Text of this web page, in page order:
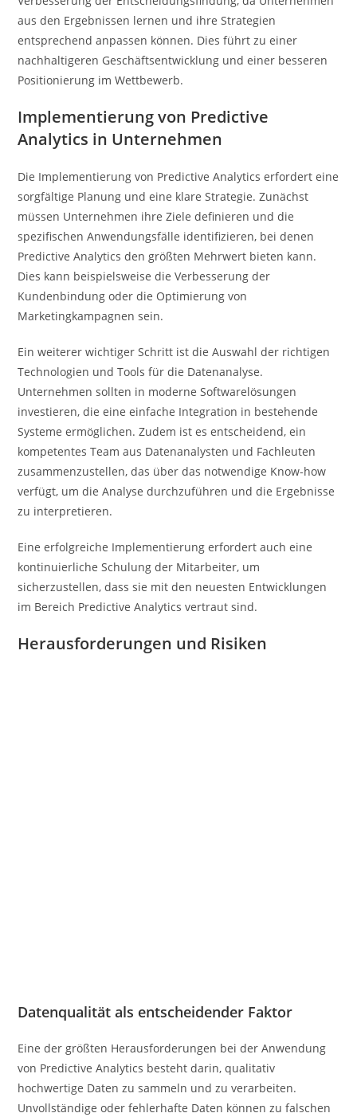
aus den Ergebnissen lernen und ihre Strategien
entsprechend anpassen können. Dies führt zu einer
nachhaltigeren Geschäftsentwicklung und einer besseren
Positionierung im Wettbewerb.
Implementierung von Predictive
Analytics in Unternehmen
Die Implementierung von Predictive Analytics erfordert eine
sorgfältige Planung und eine klare Strategie. Zunächst
müssen Unternehmen ihre Ziele definieren und die
spezifischen Anwendungsfälle identifizieren, bei denen
Predictive Analytics den größten Mehrwert bieten kann.
Dies kann beispielsweise die Verbesserung der
Kundenbindung oder die Optimierung von
Marketingkampagnen sein.
Ein weiterer wichtiger Schritt ist die Auswahl der richtigen
Technologien und Tools für die Datenanalyse.
Unternehmen sollten in moderne Softwarelösungen
investieren, die eine einfache Integration in bestehende
Systeme ermöglichen. Zudem ist es entscheidend, ein
kompetentes Team aus Datenanalysten und Fachleuten
zusammenzustellen, das über das notwendige Know-how
verfügt, um die Analyse durchzuführen und die Ergebnisse
zu interpretieren.
Eine erfolgreiche Implementierung erfordert auch eine
kontinuierliche Schulung der Mitarbeiter, um
sicherzustellen, dass sie mit den neuesten Entwicklungen
im Bereich Predictive Analytics vertraut sind.
Herausforderungen und Risiken
Datenqualität als entscheidender Faktor
Eine der größten Herausforderungen bei der Anwendung
von Predictive Analytics besteht darin, qualitativ
hochwertige Daten zu sammeln und zu verarbeiten.
Unvollständige oder fehlerhafte Daten können zu falschen